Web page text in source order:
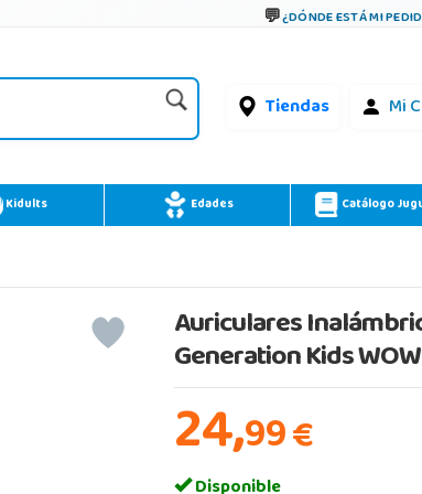
¿DÓNDE ESTÁ MI
Tiendas Mi
Kidults Edades Catálogo
Auriculares
Generation Kids
24,99€